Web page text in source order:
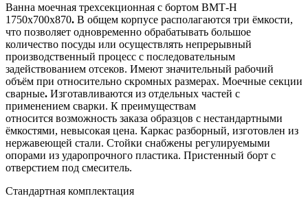
Ванна моечная трехсекционная с бортом ВМТ-Н
1750х700х870. В общем корпусе располагаются три ёмкости,
что позволяет одновременно обрабатывать большое
количество посуды или осуществлять непрерывный
производственный процесс с последовательным
задействованием отсеков. Имеют значительный рабочий
объём при относительно скромных размерах. Моечные секции
сварные. Изготавливаются из отдельных частей с
применением сварки. К преимуществам
относится возможность заказа образцов с нестандартными
ёмкостями, невысокая цена. Каркас разборный, изготовлен из
нержавеющей стали. Стойки снабжены регулируемыми
опорами из ударопрочного пластика. Пристенный борт с
отверстием под смеситель.
Стандартная комплектация